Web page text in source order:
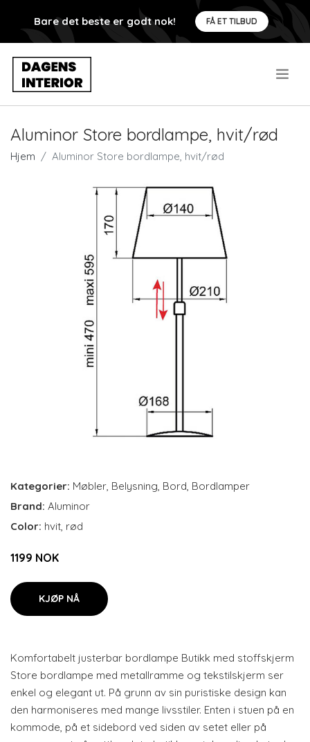
Bare det beste er godt nok! FÅ ET TILBUD
Aluminor Store bordlampe, hvit/rød
Hjem Aluminor Store bordlampe, hvit/rød
Kategorier: Møbler, Belysning, Bord, Bordlamper
Brand: Aluminor
Color: hvit, rød
1199 NOK
KJØP NÅ
Komfortabelt justerbar bordlampe Butikk med stoffskjerm
Store bordlampe med metallramme og tekstilskjerm ser
enkel og elegant ut. På grunn av sin puristiske design kan
den harmoniseres med mange livsstiler. Enten i stuen på en
kommode, på et sidebord ved siden av setet eller på